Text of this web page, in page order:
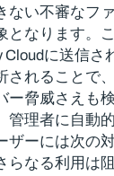
ない不審なフ
となります。
に送信さ
されることで
脅威さえも
管理者に自動
ザーには次の
なる利用は